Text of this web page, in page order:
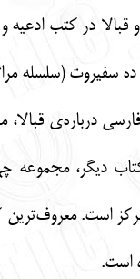
در کتب ادعیه و
سفیروت (سلسله